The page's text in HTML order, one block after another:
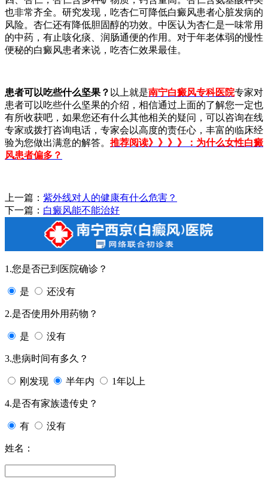
也非常齐全。研究发现，吃杏仁可降低白癜风患者心脏发病的
风险。杏仁还有降低胆固醇的功效。中医认为杏仁是一味常用
的中药，有止咳化痰、润肠通便的作用。对于年老体弱的慢性
便秘的白癜风患者来说，吃杏仁效果最佳。
患者可以吃些什么坚果？ 以上就是南宁白癜风专科医院专家对
患者可以吃些什么坚果的介绍，相信通过上面的了解您一定也
有所收获吧，如果您还有什么其他相关的疑问，可以咨询在线
专家或拨打咨询电话，专家会以高度的责任心，丰富的临床经
验为您做出满意的解答。 推荐阅读》》》》：为什么女性白癜
风患者偏多？
上一篇： 紫外线对人的健康有什么危害？
下一篇： 白癜风能不能治好
1.您是否已到医院确诊？
是 还没有
2.是否使用外用药物？
是 没有
3.患病时间有多久？
刚发现 半年内 1年以上
4.是否有家族遗传史？
有 没有
姓名：